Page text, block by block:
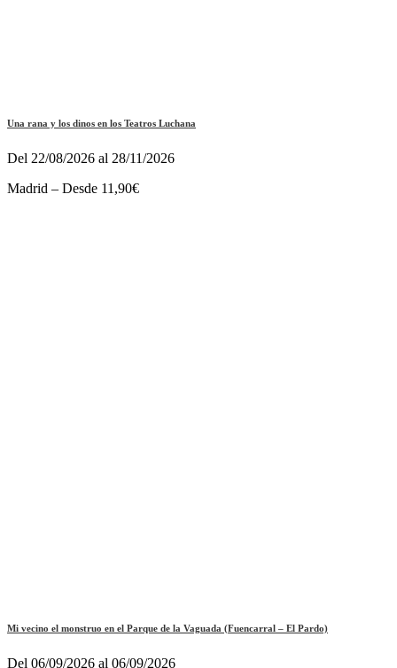
Una rana y los dinos en los Teatros Luchana
Del 22/08/2026 al 28/11/2026
Madrid – Desde 11,90€
Mi vecino el monstruo en el Parque de la Vaguada (Fuencarral – El Pardo)
Del 06/09/2026 al 06/09/2026